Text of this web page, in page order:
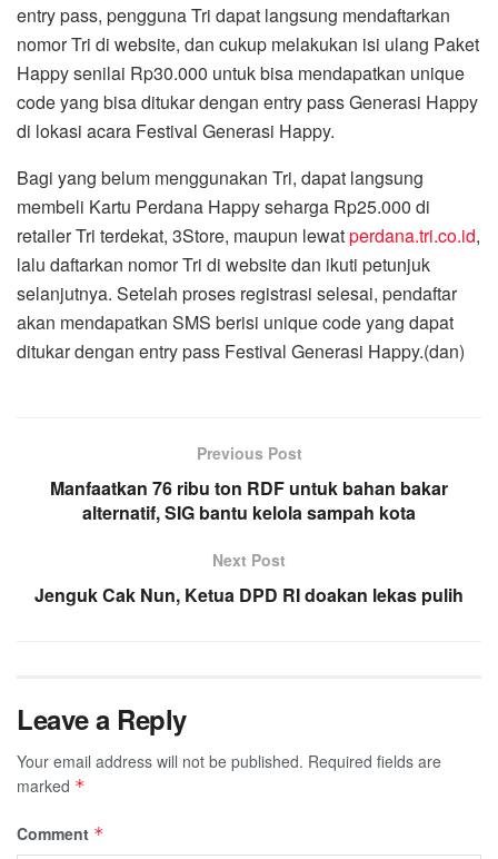
entry pass, pengguna Tri dapat langsung mendaftarkan
nomor Tri di website, dan cukup melakukan isi ulang Paket
Happy senilai Rp30.000 untuk bisa mendapatkan unique
code yang bisa ditukar dengan entry pass Generasi Happy
di lokasi acara Festival Generasi Happy.
Bagi yang belum menggunakan Tri, dapat langsung
membeli Kartu Perdana Happy seharga Rp25.000 di
retailer Tri terdekat, 3Store, maupun lewatperdana.tri.co.id,
lalu daftarkan nomor Tri di website dan ikuti petunjuk
selanjutnya. Setelah proses registrasi selesai, pendaftar
akan mendapatkan SMS berisi unique code yang dapat
ditukar dengan entry pass Festival Generasi Happy.(dan)
Previous Post
Manfaatkan 76 ribu ton RDF untuk bahan bakar
alternatif, SIG bantu kelola sampah kota
Next Post
Jenguk Cak Nun, Ketua DPD RI doakan lekas pulih
Leave a Reply
Your email address will not be published. Required fields are
marked *
Comment *